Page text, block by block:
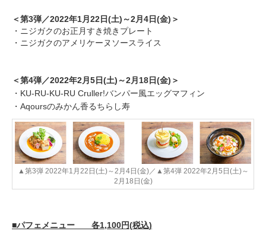
＜第3弾／2022年1月22日(土)～2月4日(金)＞
・ニジガクのお正月すき焼きプレート
・ニジガクのアメリケーヌソースライス
＜第4弾／2022年2月5日(土)～2月18日(金)＞
・KU-RU-KU-RU Cruller!バンパー風エッグマフィン
・Aqoursのみかん香るちらし寿
▲第3弾 2022年1月22日(土)～2月4日(金)／▲第4弾 2022年2月5日(土)～
2月18日(金)
■パフェメニュー 各1,100円(税込)